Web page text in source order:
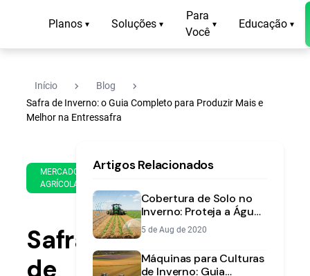
Planos ▾ Soluções ▾
Para
Você
▾ Educação ▾
Início navigate_next Blog navigate_next
Safra de Inverno: o Guia Completo para Produzir Mais e
Melhor na Entressafra
MERCADO
AGRÍCOLA
de
de
2025
min
leitura
Safra
de
Artigos Relacionados
Cobertura de Solo no
Inverno: Proteja a Água
da Sua Lavoura
5 de Aug de 2020
Máquinas para Culturas
de Inverno: Guia